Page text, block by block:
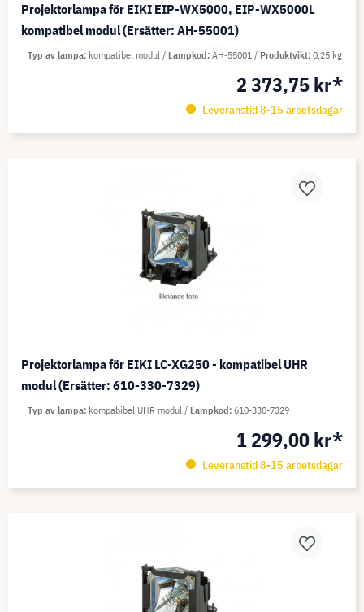
Projektorlampa för EIKI EIP-WX5000, EIP-WX5000L
kompatibel modul (Ersätter: AH-55001)
2 373,75 kr*
Leveranstid 8-15 arbetsdagar
Typ av lampa kompatibel modul Lampkod AH-55001 Produktvikt 0,25 kg
Projektorlampa för EIKI LC-XG250 - kompatibel UHR
modul (Ersätter: 610-330-7329)
1 299,00 kr*
Leveranstid 8-15 arbetsdagar
Typ av lampa kompabibel UHR modul Lampkod 610-330-7329